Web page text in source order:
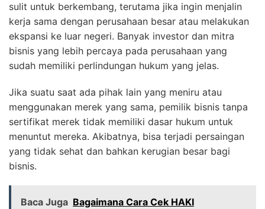
sulit untuk berkembang, terutama jika ingin menjalin
kerja sama dengan perusahaan besar atau melakukan
ekspansi ke luar negeri. Banyak investor dan mitra
bisnis yang lebih percaya pada perusahaan yang
sudah memiliki perlindungan hukum yang jelas.
Jika suatu saat ada pihak lain yang meniru atau
menggunakan merek yang sama, pemilik bisnis tanpa
sertifikat merek tidak memiliki dasar hukum untuk
menuntut mereka. Akibatnya, bisa terjadi persaingan
yang tidak sehat dan bahkan kerugian besar bagi
bisnis.
Baca Juga Bagaimana Cara Cek HAKI